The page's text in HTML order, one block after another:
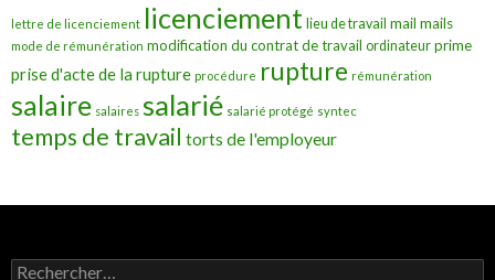
lettre de licenciement licenciement lieu de travail mail mails
mode de rémunération modification du contrat de travail ordinateur prime
prise d'acte de la rupture procédure rupture rémunération
salaire salaires salarié salarié protégé syntec
temps de travail torts de l'employeur
Rechercher :